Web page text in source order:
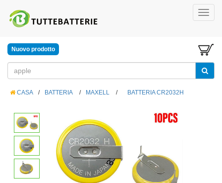
Nuovo prodotto
CASA / BATTERIA / MAXELL / BATTERIA CR2032H